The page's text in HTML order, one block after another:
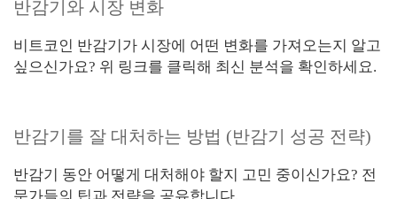
반감기와 시장 변화
비트코인 반감기가 시장에 어떤 변화를 가져오는지 알고
싶으신가요? 위 링크를 클릭해 최신 분석을 확인하세요.
반감기를 잘 대처하는 방법 (반감기 성공 전략)
반감기 동안 어떻게 대처해야 할지 고민 중이신가요? 전